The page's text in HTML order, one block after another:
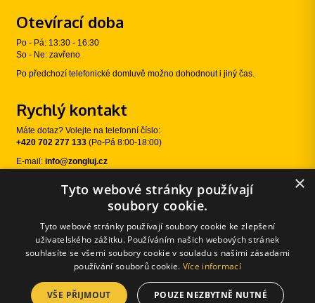
Otevírací doba
Po - Pá: 13:30 - 16:30
So - Ne: zavřeno
Po předchozí telefonické domluvě možno dohodnout i jiný čas.
Rychlý kontakt
Máte dotaz? Volejte na telefonní číslo:
+420 702 277 133 (Po-Pá 8:00-18:00)
E-mail: info@zongluj.cz
Sledujte nás
© 2026 Žongluj.cz | E-shopové řešení od:
×
Tyto webové stránky používají
soubory cookie.
Tyto webové stránky používají soubory cookie ke zlepšení
uživatelského zážitku. Používáním našich webových stránek
souhlasíte se všemi soubory cookie v souladu s našimi zásadami
používání souborů cookie. Více informací
VŠE PŘIJMOUT POUZE NEZBYTNĚ NUTNÉ